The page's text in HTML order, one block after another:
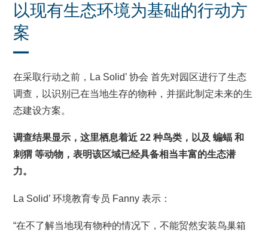
以现有生态环境为基础的行动方
案
在采取行动之前，La Solid’ 协会 首先对园区进行了生态
调查，以识别已在当地生存的物种，并据此制定未来的生
态建设方案。
调查结果显示，这里栖息着近 22 种鸟类，以及 蝙蝠 和
刺猬 等动物，表明该区域已经具备相当丰富的生态潜
力。
La Solid’ 环境教育专员 Fanny 表示：
“在不了解当地现有物种的情况下，不能贸然安装鸟巢箱